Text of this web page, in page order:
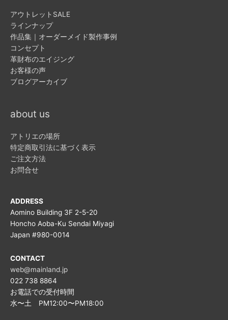
アウトレットSALE
ラインナップ
作品集｜オーダーメイド製作事例
コンセプト
革財布のエイジング
お客様の声
ブログアーカイブ
about us
アトリエの場所
特定商取引法に基づく表示
ご注文方法
お問合せ
ADDRESS
Aomino Building 3F 2-5-20
Honcho Aoba-Ku Sendai Miyagi
Japan #980-0014
CONTACT
web@mainland.jp
022 738 8864
お電話での受付時間
水〜土 PM12:00〜PM18:00